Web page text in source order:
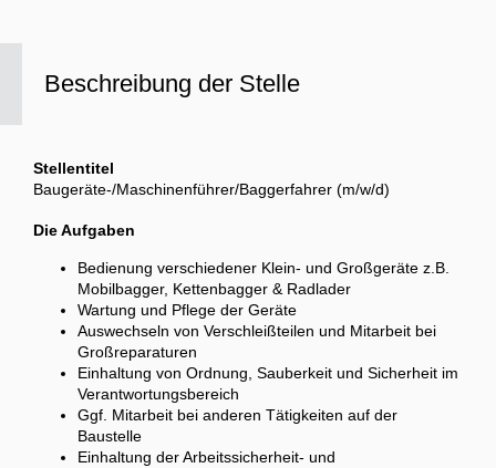
Beschreibung der Stelle
Stellentitel
Baugeräte-/Maschinenführer/Baggerfahrer (m/w/d)
Die Aufgaben
Bedienung verschiedener Klein- und Großgeräte z.B.
Mobilbagger, Kettenbagger & Radlader
Wartung und Pflege der Geräte
Auswechseln von Verschleißteilen und Mitarbeit bei
Großreparaturen
Einhaltung von Ordnung, Sauberkeit und Sicherheit im
Verantwortungsbereich
Ggf. Mitarbeit bei anderen Tätigkeiten auf der
Baustelle
Einhaltung der Arbeitssicherheit- und